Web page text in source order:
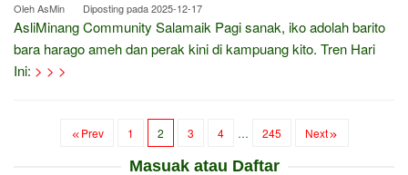
OlehAsMin Diposting pada2025-12-17
AsliMinang Community Salamaik Pagi sanak, iko adolah barito
bara harago ameh dan perak kini di kampuang kito. Tren Hari
Ini: > > >
Prev 1 2 3 4 … 245 Next
Masuak atau Daftar